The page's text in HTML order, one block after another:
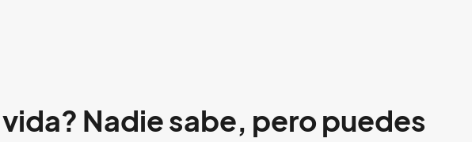
vida? Nadie sabe, pero puedes